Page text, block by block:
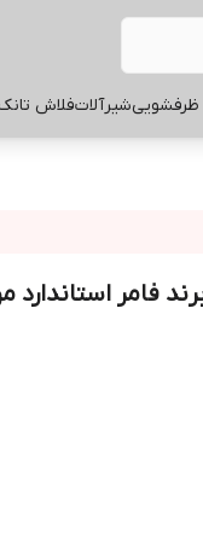
شیرآلاتفلاش
استاندارد